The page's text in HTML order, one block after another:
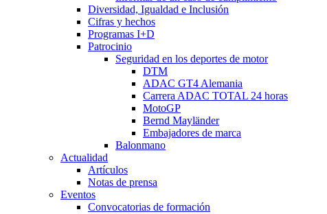
Diversidad, Igualdad e Inclusión
Cifras y hechos
Programas I+D
Patrocinio
Seguridad en los deportes de motor
DTM
ADAC GT4 Alemania
Carrera ADAC TOTAL 24 horas
MotoGP
Bernd Mayländer
Embajadores de marca
Balonmano
Actualidad
Artículos
Notas de prensa
Eventos
Convocatorias de formación